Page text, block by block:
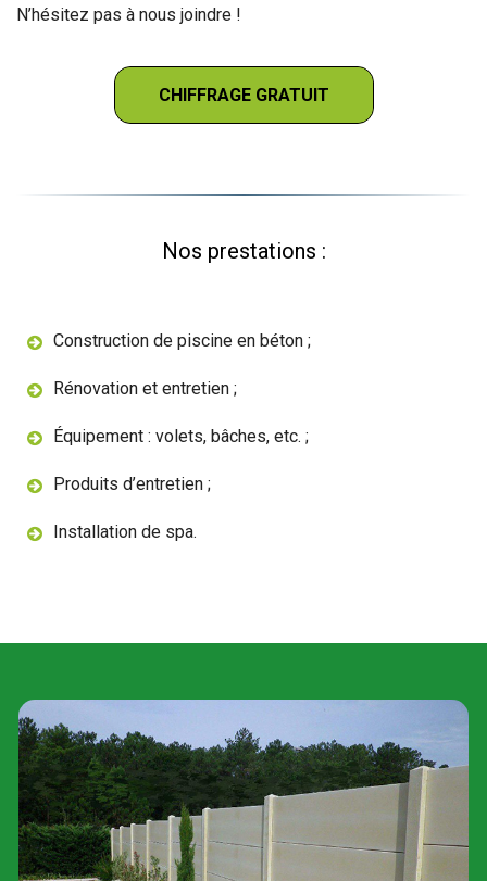
N’hésitez pas à nous joindre !
CHIFFRAGE GRATUIT
Nos prestations :
Construction de piscine en béton ;
Rénovation et entretien ;
Équipement : volets, bâches, etc. ;
Produits d’entretien ;
Installation de spa.